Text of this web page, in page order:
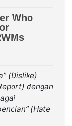
(Dislike)
dengan
(Hate